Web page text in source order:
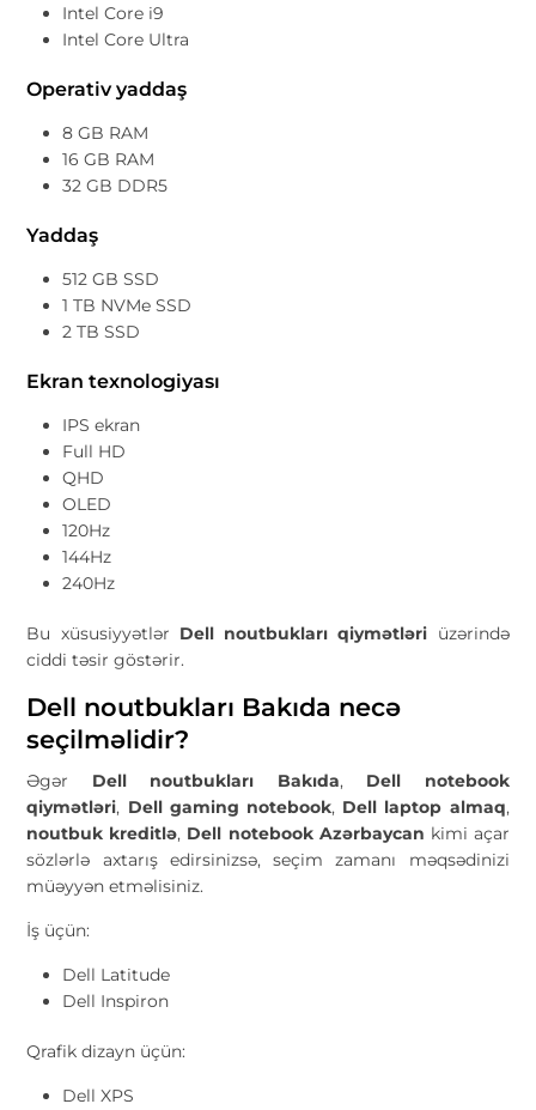
Intel Core i9
Intel Core Ultra
Operativ yaddaş
8 GB RAM
16 GB RAM
32 GB DDR5
Yaddaş
512 GB SSD
1 TB NVMe SSD
2 TB SSD
Ekran texnologiyası
IPS ekran
Full HD
QHD
OLED
120Hz
144Hz
240Hz
Bu xüsusiyyətlər Dell noutbukları qiymətləri üzərində
ciddi təsir göstərir.
Dell noutbukları Bakıda necə
seçilməlidir?
Əgər Dell noutbukları Bakıda, Dell notebook
qiymətləri, Dell gaming notebook, Dell laptop almaq,
noutbuk kreditlə, Dell notebook Azərbaycan kimi açar
sözlərlə axtarış edirsinizsə, seçim zamanı məqsədinizi
müəyyən etməlisiniz.
İş üçün:
Dell Latitude
Dell Inspiron
Qrafik dizayn üçün:
Dell XPS